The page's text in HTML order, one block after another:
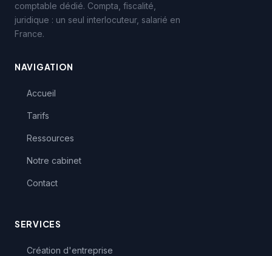
comptable dédié. Compta, fiscalité,
juridique : un seul interlocuteur, salarié en
France.
NAVIGATION
Accueil
Tarifs
Ressources
Notre cabinet
Contact
SERVICES
Création d'entreprise